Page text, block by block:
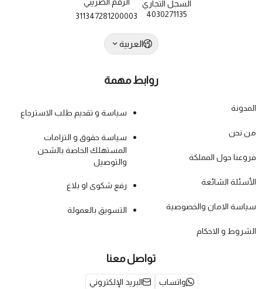
السجل التجاري
4030271135
311347281200003
العربية
روابط مهمة
المدونة
من نحن
فروعنا حول المملكة
الأسئلة الشائعة
سياسة الامان والخصوصية
الشروط و الاحكام
سياسة و تقديم طلب الاسترجاع
سياسة حقوق و التزامات
المستهلك الخاصة بالشحن
والتوصيل
رفع شكوى او بلاغ
التسويق بالعمولة
تواصل معنا
واتساب البريد الإلكتروني